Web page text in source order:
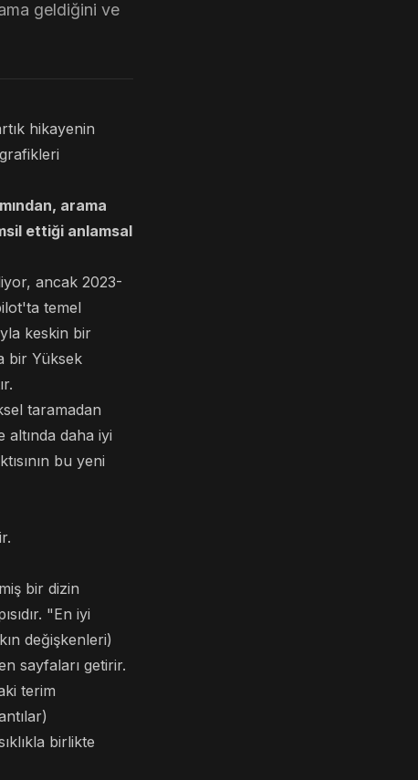
geldiğini ve
hikayenin
arama
ettiği anlamsal
ancak 2023-
temel
keskin bir
bir Yüksek
taramadan
daha iyi
bu yeni
bir dizin
"En iyi
değişkenleri)
sayfaları getirir.
terim
birlikte